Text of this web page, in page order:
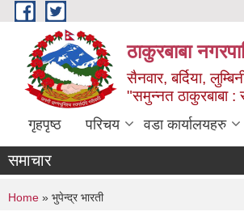
Skip to main content
ठाकुरबाबा
सैनवार, बर्दिया,
"समुन्‍नत ठाकुरबाबा :
गृहपृष्ठ परिचय वडा कार्यालयहरु
समाचार
You are here
Home » भुपेन्द्र भारती